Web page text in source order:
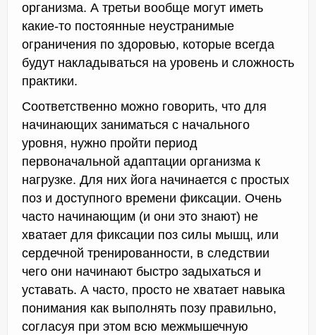
организма. А третьи вообще могут иметь
какие-то постоянные неустранимые
ограничения по здоровью, которые всегда
будут накладываться на уровень и сложность
практики.
Соответственно можно говорить, что для
начинающих заниматься с начального
уровня, нужно пройти период
первоначальной адаптации организма к
нагрузке. Для них йога начинается с простых
поз и доступного времени фиксации. Очень
часто начинающим (и они это знают) не
хватает для фиксации поз силы мышц, или
сердечной тренированности, в следствии
чего они начинают быстро задыхаться и
уставать. А часто, просто не хватает навыка
понимания как выполнять позу правильно,
согласуя при этом всю межмышечную